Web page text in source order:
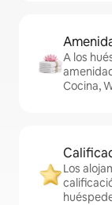
A los
Cocina,
Los